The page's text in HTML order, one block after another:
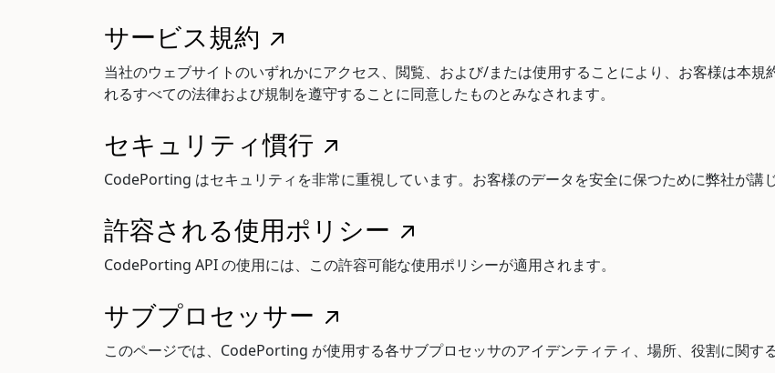
サービス規約
当社のウェブサイトのいずれかにアクセス、閲覧、および/または使用することにより、お客様は本
れるすべての法律および規制を遵守することに同意したものとみなされます。
セキュリティ慣行
CodePorting はセキュリティを非常に重視しています。お客様のデータを安全に保つために弊社が講
許容される使用ポリシー
CodePorting API の使用には、この許容可能な使用ポリシーが適用されます。
サブプロセッサー
このページでは、CodePorting が使用する各サブプロセッサのアイデンティティ、場所、役割に関す